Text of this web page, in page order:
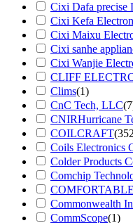
Cixi Dafa precise
Cixi Kefa
Cixi Maixu
Cixi sanhe
Cixi Wanjie
CLIFF
Clims(1)
CnC Tech, LLC
CNIRHurricane
COILCRAFT
Coils Electronics
Colder Products
Comchip
Commonwealth
CommScope(1)